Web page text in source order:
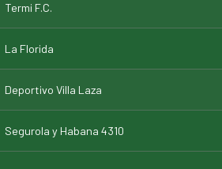
Termi F.C.
La Florida
Deportivo Villa Laza
Segurola y Habana 4310